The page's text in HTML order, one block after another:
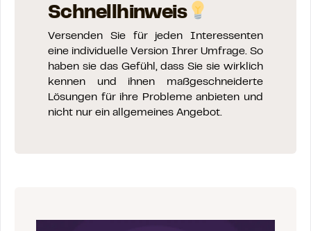
Schnellhinweis
Versenden Sie für jeden Interessenten
eine individuelle Version Ihrer Umfrage. So
haben sie das Gefühl, dass Sie sie wirklich
kennen und ihnen maßgeschneiderte
Lösungen für ihre Probleme anbieten und
nicht nur ein allgemeines Angebot.